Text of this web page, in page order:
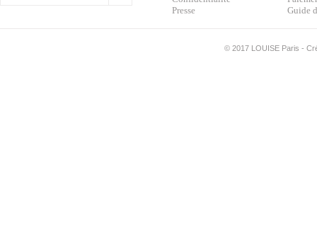
Presse
Guide
© 2017 LOUISE Paris -